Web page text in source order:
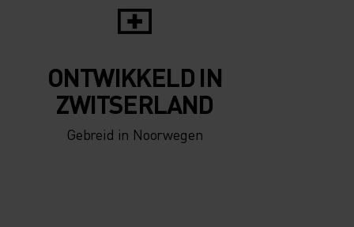
ONTWIKKELD IN
ZWITSERLAND
Gebreid in Noorwegen